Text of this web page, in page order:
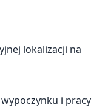
lokalizacji na
i pracy